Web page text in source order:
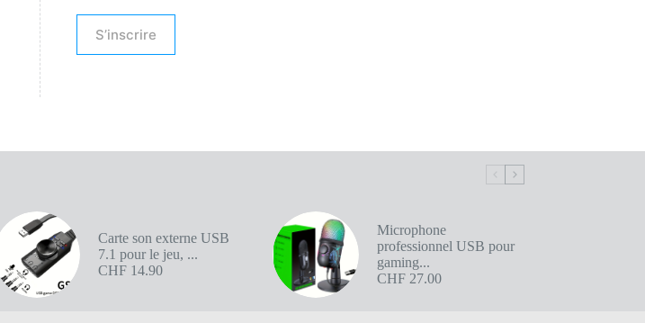
S’inscrire
Carte son externe USB
7.1 pour le jeu, ...
CHF14.90
Microphone
professionnel USB pour
gaming...
CHF27.00